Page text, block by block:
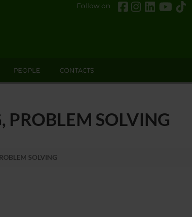
Follow on
PEOPLE CONTACTS
PROBLEM SOLVING
SOLVING